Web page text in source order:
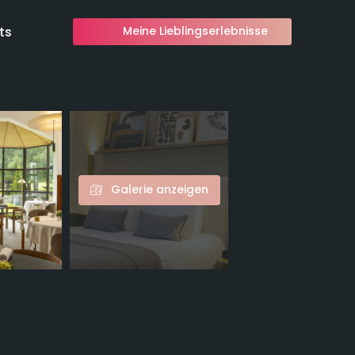
Meine Lieblingserlebnisse
Galerie anzeigen